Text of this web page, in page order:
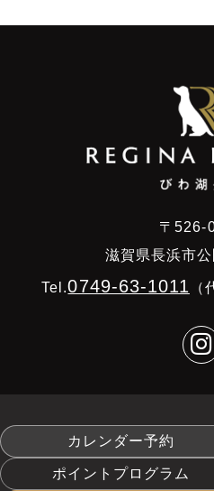
〒526-
滋賀県長浜市
Tel.0749-63-1011
カレンダー予約
ポイントプログラム